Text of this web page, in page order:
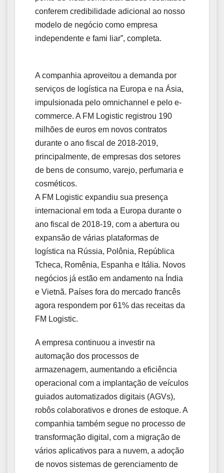
conferem credibilidade adicional ao nosso
modelo de negócio como empresa
independente e fami liar”, completa.
A companhia aproveitou a demanda por
serviços de logística na Europa e na Ásia,
impulsionada pelo omnichannel e pelo e-
commerce. A FM Logistic registrou 190
milhões de euros em novos contratos
durante o ano fiscal de 2018-2019,
principalmente, de empresas dos setores
de bens de consumo, varejo, perfumaria e
cosméticos.
A FM Logistic expandiu sua presença
internacional em toda a Europa durante o
ano fiscal de 2018-19, com a abertura ou
expansão de várias plataformas de
logística na Rússia, Polônia, República
Tcheca, Romênia, Espanha e Itália. Novos
negócios já estão em andamento na Índia
e Vietnã. Países fora do mercado francês
agora respondem por 61% das receitas da
FM Logistic.
A empresa continuou a investir na
automação dos processos de
armazenagem, aumentando a eficiência
operacional com a implantação de veículos
guiados automatizados digitais (AGVs),
robôs colaborativos e drones de estoque. A
companhia também segue no processo de
transformação digital, com a migração de
vários aplicativos para a nuvem, a adoção
de novos sistemas de gerenciamento de